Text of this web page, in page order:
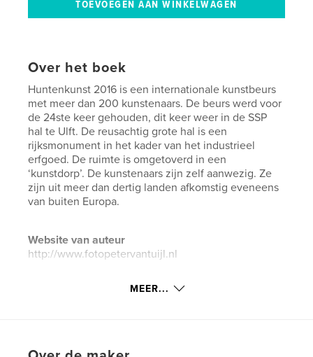
Over het boek
Huntenkunst 2016 is een internationale kunstbeurs
met meer dan 200 kunstenaars. De beurs werd voor
de 24ste keer gehouden, dit keer weer in de SSP
hal te Ulft. De reusachtig grote hal is een
rijksmonument in het kader van het industrieel
erfgoed. De ruimte is omgetoverd in een
‘kunstdorp’. De kunstenaars zijn zelf aanwezig. Ze
zijn uit meer dan dertig landen afkomstig eveneens
van buiten Europa.
Website van auteur
http://www.fotopetervantuijl.nl
kenmerken / functionaliteiten &
MEER...